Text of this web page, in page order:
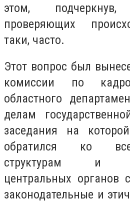
этом,
проверяющих
таки, часто.
Этот вопрос был
комиссии по
областного
делам
заседания на
обратился ко
структурам и
центральных органов
законодательные и